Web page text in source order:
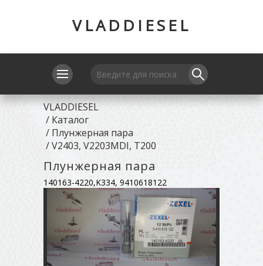
VLADDIESEL
VLADDIESEL
/ Каталог
/ Плунжерная пара
/V2403, V2203MDI, T200
Плунжерная пара
140163-4220,K334, 9410618122